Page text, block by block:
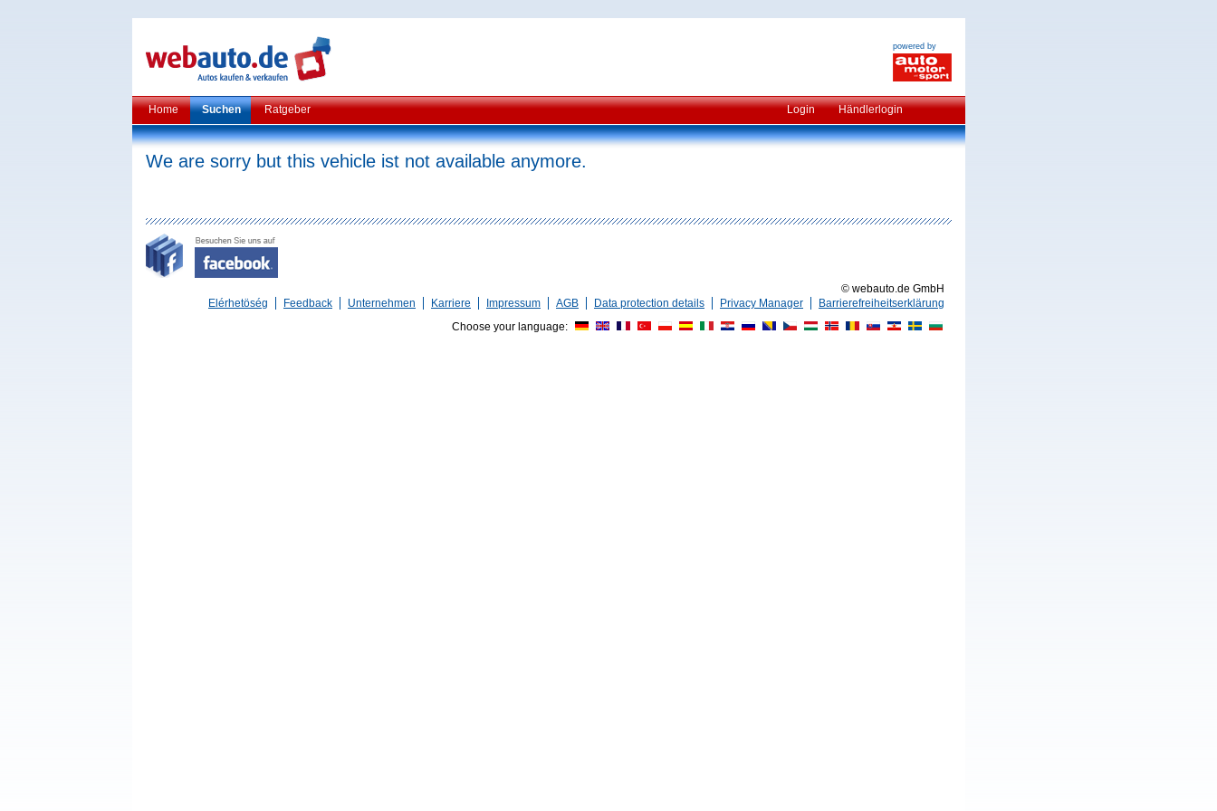
powered by
Home Suchen Ratgeber Login Händlerlogin
We are sorry but this vehicle ist not available anymore.
© webauto.de GmbH
Elérhetöség
Feedback Unternehmen Karriere Impressum AGB Data protection details Privacy Manager
Barrierefreiheitserklärung
Choose your language: